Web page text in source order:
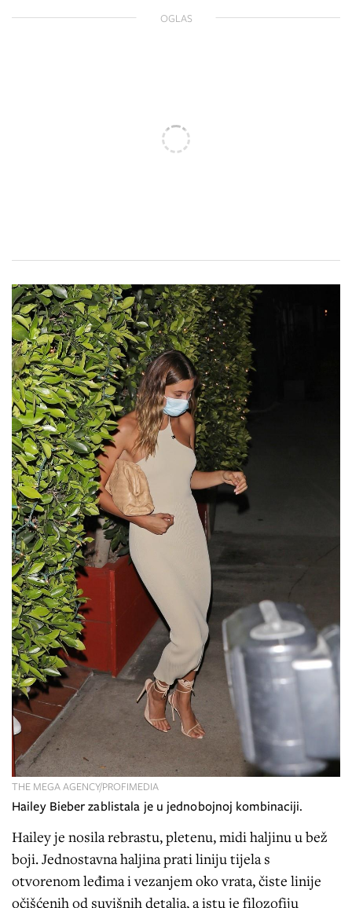
OGLAS
Hailey Bieber zablistala je u jednobojnoj kombinaciji.
THE MEGA AGENCY/PROFIMEDIA
Hailey je nosila rebrastu, pletenu, midi haljinu u bež
boji. Jednostavna haljina prati liniju tijela s
otvorenom leđima i vezanjem oko vrata, čiste linije
očišćenih od suvišnih detalja, a istu je filozofiju